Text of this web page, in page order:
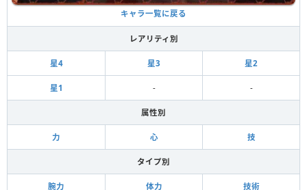
キャラ一覧に戻る
レアリティ別
星4 星3 星2
星1 - -
属性別
力 心 技
タイプ別
腕力 体力 技術